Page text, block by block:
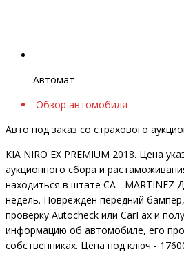
Автомат
Обзор автомобиля
Авто под заказ со страхового
KIA NIRO EX PREMIUM 2018. Цена
аукционного сбора и
находиться в штате CA - MARTINEZ
недель. Поврежден передний
проверку Autocheck или CarFax и
информацию об автомобиле, его
собственниках. Цена под ключ -